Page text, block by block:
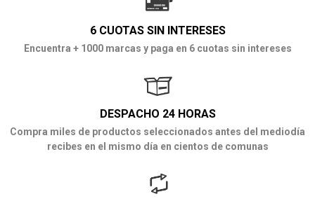
6 CUOTAS SIN INTERESES
Encuentra + 1000 marcas y paga en 6 cuotas sin intereses
DESPACHO 24 HORAS
Compra miles de productos seleccionados antes del mediodía
recibes en el mismo día en cientos de comunas